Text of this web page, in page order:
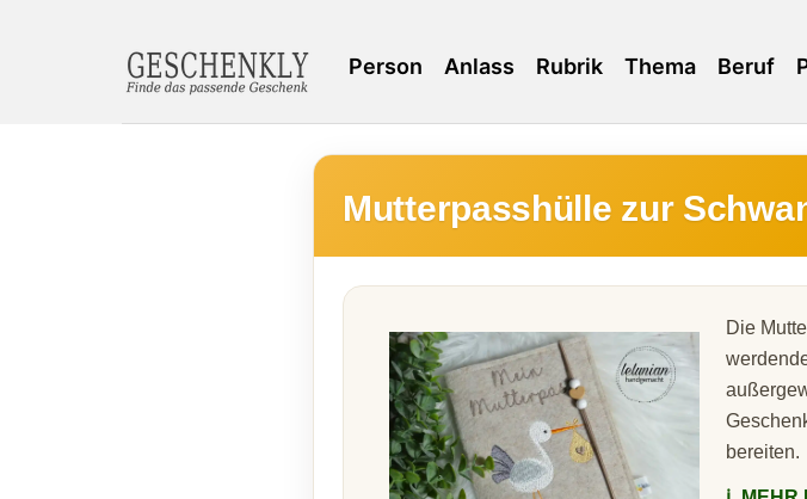
Person Anlass Rubrik Thema Beruf
Mutterpasshülle zur
Die
bereiten.